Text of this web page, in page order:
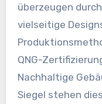
überzeugen
vielseitige
QNG-
Nachhaltige
Siegel stehen